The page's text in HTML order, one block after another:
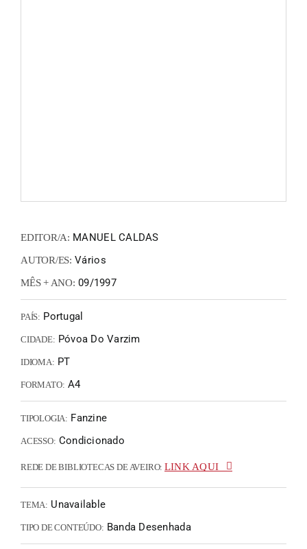
EDITOR/A: MANUEL CALDAS
AUTOR/ES: Vários
MÊS + ANO: 09/1997
PAÍS: Portugal
CIDADE: Póvoa Do Varzim
IDIOMA: PT
FORMATO: A4
TIPOLOGIA: Fanzine
ACESSO: Condicionado
REDE DE BIBLIOTECAS DE AVEIRO: LINK AQUI
TEMA: Unavailable
TIPO DE CONTEÚDO: Banda Desenhada